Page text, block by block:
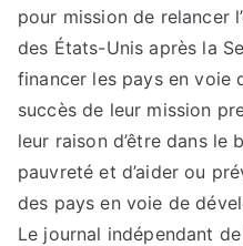
pour mission de relancer
des États-Unis après la
financer les pays en voie
succès de leur mission
leur raison d’être dans le
pauvreté et d’aider ou
des pays en voie de
Le journal indépendant